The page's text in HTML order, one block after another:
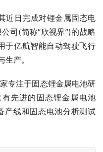
近日完成对锂金属固态电
司(简称“欣视界”)的战略
于亿航智能自动驾驶飞行
生产。
专注于固态锂金属电池研
先进的固态锂金属电池
产线和固态电池分析测试